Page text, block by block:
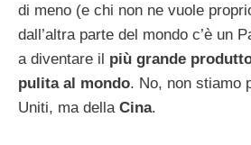
di meno (e chi non ne vuole
dall’altra parte del mondo c’è un
a diventare il più grande
pulita al mondo. No, non stiamo
Uniti, ma della Cina.